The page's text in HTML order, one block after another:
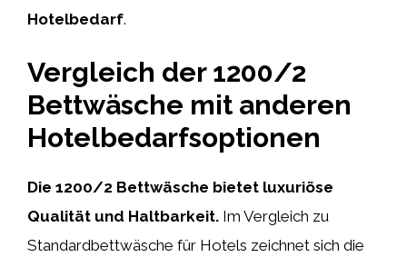
Hotelbedarf.
Vergleich der 1200/2
Bettwäsche mit anderen
Hotelbedarfsoptionen
Die 1200/2 Bettwäsche bietet luxuriöse
Qualität und Haltbarkeit. Im Vergleich zu
Standardbettwäsche für Hotels zeichnet sich die